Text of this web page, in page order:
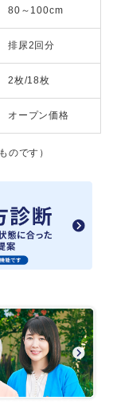
80～100cm
排尿2回分
2枚/18枚
オープン価格
のです）